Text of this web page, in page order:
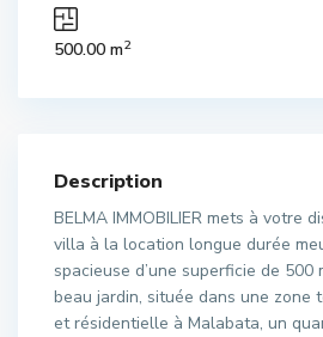
500.00 m2
Description
BELMA IMMOBILIER mets à votre
villa à la location longue durée
spacieuse d’une superficie de 500
beau jardin, située dans une zone
et résidentielle à Malabata, un